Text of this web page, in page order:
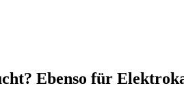
Ebenso für